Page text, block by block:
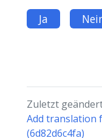
Ja
Zuletzt
Add translation
(6d82d6c4fa)